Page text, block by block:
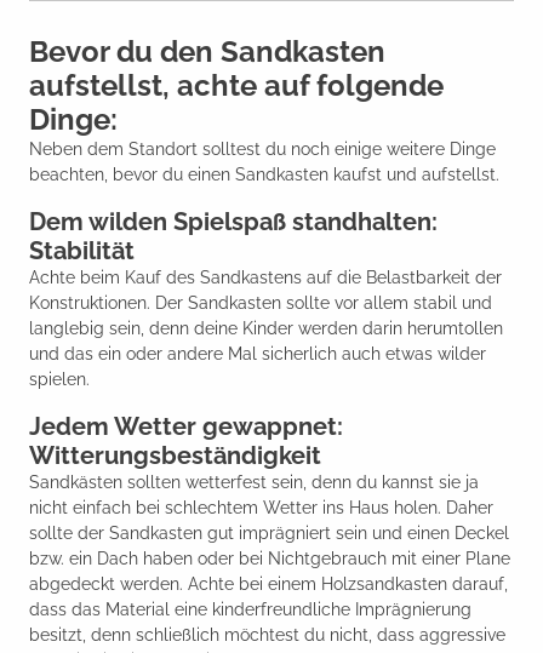
Bevor du den Sandkasten
aufstellst, achte auf folgende
Dinge:
Neben dem Standort solltest du noch einige weitere Dinge
beachten, bevor du einen Sandkasten kaufst und aufstellst.
Dem wilden Spielspaß standhalten:
Stabilität
Achte beim Kauf des Sandkastens auf die Belastbarkeit der
Konstruktionen. Der Sandkasten sollte vor allem stabil und
langlebig sein, denn deine Kinder werden darin herumtollen
und das ein oder andere Mal sicherlich auch etwas wilder
spielen.
Jedem Wetter gewappnet:
Witterungsbeständigkeit
Sandkästen sollten wetterfest sein, denn du kannst sie ja
nicht einfach bei schlechtem Wetter ins Haus holen. Daher
sollte der Sandkasten gut imprägniert sein und einen Deckel
bzw. ein Dach haben oder bei Nichtgebrauch mit einer Plane
abgedeckt werden. Achte bei einem Holzsandkasten darauf,
dass das Material eine kinderfreundliche Imprägnierung
besitzt, denn schließlich möchtest du nicht, dass aggressive